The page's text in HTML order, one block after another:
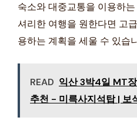
숙소와 대중교통을 이용하
셔리한 여행을 원한다면 고
용하는 계획을 세울 수 있습
READ 익산 3박4일 MT
추천 - 미륵사지석탑 | 보